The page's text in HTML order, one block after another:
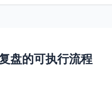
盘的可执行流程